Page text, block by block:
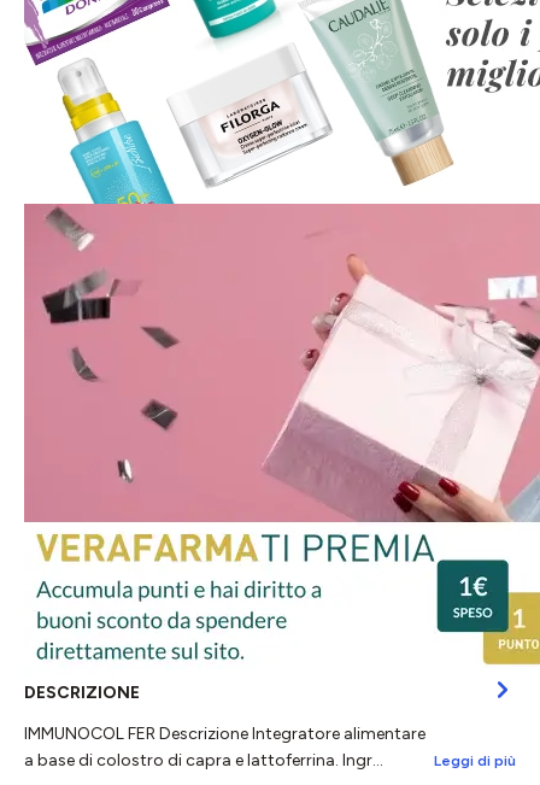
DESCRIZIONE
IMMUNOCOL FER Descrizione Integratore alimentare
a base di colostro di capra e lattoferrina. Ingr…
Leggi di più